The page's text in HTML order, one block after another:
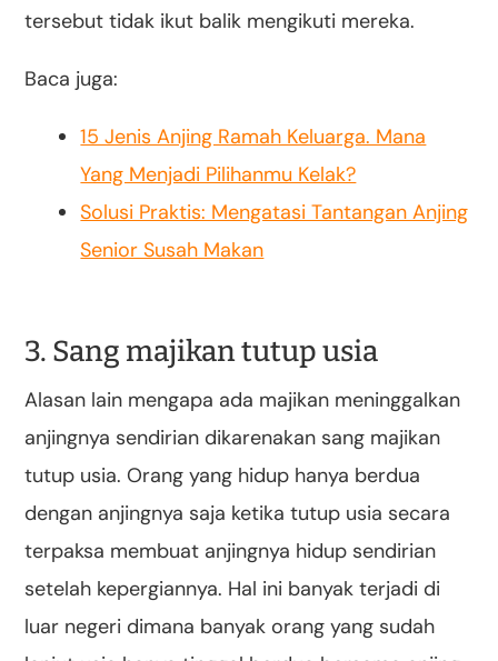
tersebut tidak ikut balik mengikuti mereka.
Baca juga:
15 Jenis Anjing Ramah Keluarga. Mana
Yang Menjadi Pilihanmu Kelak?
Solusi Praktis: Mengatasi Tantangan Anjing
Senior Susah Makan
3. Sang majikan tutup usia
Alasan lain mengapa ada majikan meninggalkan
anjingnya sendirian dikarenakan sang majikan
tutup usia. Orang yang hidup hanya berdua
dengan anjingnya saja ketika tutup usia secara
terpaksa membuat anjingnya hidup sendirian
setelah kepergiannya. Hal ini banyak terjadi di
luar negeri dimana banyak orang yang sudah